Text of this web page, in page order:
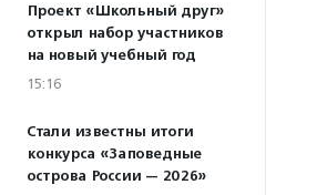
Проект «Школьный друг»
открыл набор участников
на новый учебный год
15:16
Стали известны итоги
конкурса «Заповедные
острова России — 2026»